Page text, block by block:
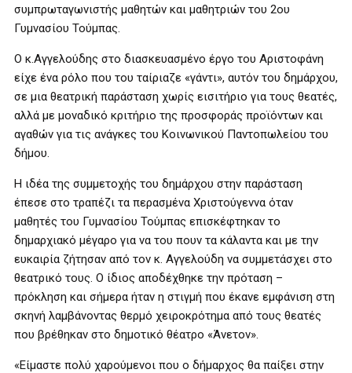
συμπρωταγωνιστής μαθητών και μαθητριών του 2ου
Γυμνασίου Τούμπας.
Ο κ.Αγγελούδης στο διασκευασμένο έργο του Αριστοφάνη
είχε ένα ρόλο που του ταίριαζε «γάντι», αυτόν του δημάρχου,
σε μια θεατρική παράσταση χωρίς εισιτήριο για τους θεατές,
αλλά με μοναδικό κριτήριο της προσφοράς προϊόντων και
αγαθών για τις ανάγκες του Κοινωνικού Παντοπωλείου του
δήμου.
Η ιδέα της συμμετοχής του δημάρχου στην παράσταση
έπεσε στο τραπέζι τα περασμένα Χριστούγεννα όταν
μαθητές του Γυμνασίου Τούμπας επισκέφτηκαν το
δημαρχιακό μέγαρο για να του πουν τα κάλαντα και με την
ευκαιρία ζήτησαν από τον κ. Αγγελούδη να συμμετάσχει στο
θεατρικό τους. Ο ίδιος αποδέχθηκε την πρόταση –
πρόκληση και σήμερα ήταν η στιγμή που έκανε εμφάνιση στη
σκηνή λαμβάνοντας θερμό χειροκρότημα από τους θεατές
που βρέθηκαν στο δημοτικό θέατρο «Άνετον».
«Είμαστε πολύ χαρούμενοι που ο δήμαρχος θα παίξει στην